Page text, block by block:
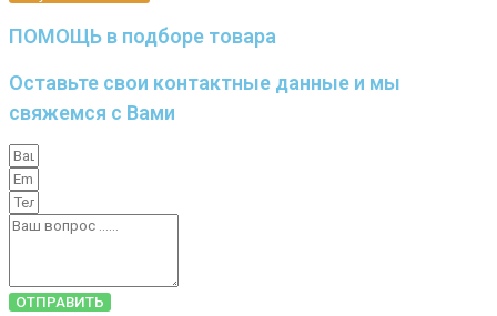
ПОМОЩЬ в подборе товара
Оставьте свои контактные данные и мы
свяжемся с Вами
ОТПРАВИТЬ